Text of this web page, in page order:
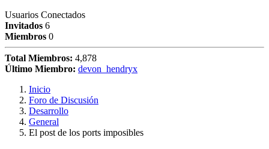
Usuarios Conectados
Invitados 6
Miembros 0
Total Miembros: 4,878
Último Miembro: devon_hendryx
Inicio
Foro de Discusión
Desarrollo
General
El post de los ports imposibles